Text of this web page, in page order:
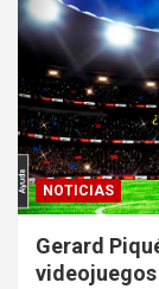
NOTICIAS
Gerard
videojuegos